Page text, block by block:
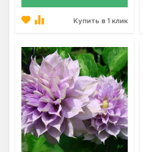
Купить в 1 клик